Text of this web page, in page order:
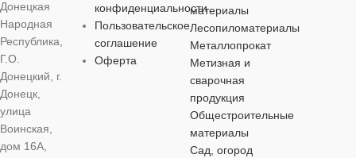
Донецкая
Народная
Республика,
Г.О.
Донецкий, г.
Донецк,
улица
Воинская,
дом 16А,
конфиденциальности
Пользовательское
соглашение
Оферта
материалы
Лесопиломатериалы
Металлопрокат
Метизная и
сварочная
продукция
Общестроительные
материалы
Сад, огород